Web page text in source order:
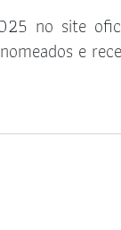
no site
e